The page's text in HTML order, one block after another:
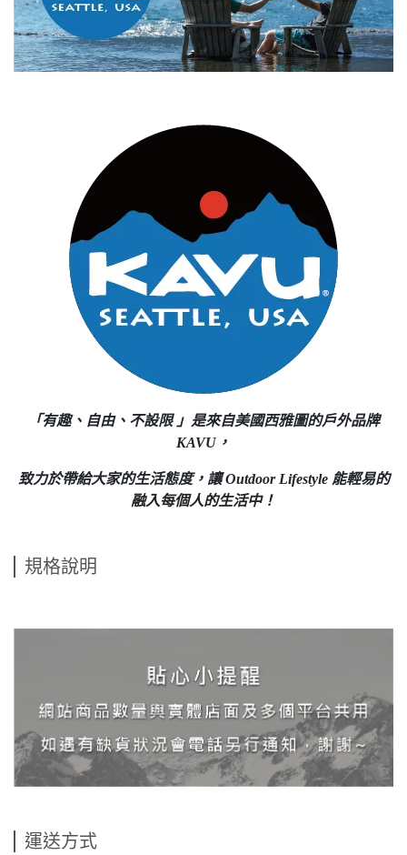
「有趣、自由、不設限 」是來自美國西雅圖的戶外品牌
KAVU，
致力於帶給大家的生活態度，讓 Outdoor Lifestyle 能輕易的
融入每個人的生活中！
規格說明
運送方式